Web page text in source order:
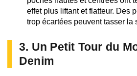
effet plus liftant et flatteur. Des
trop écartées peuvent tasser la
3. Un Petit Tour du
Denim